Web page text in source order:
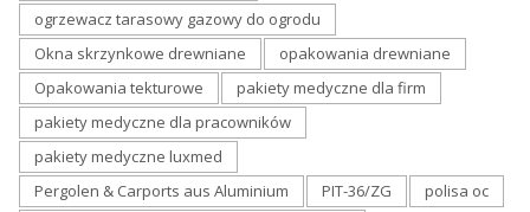
ogrzewacz tarasowy gazowy do ogrodu
Okna skrzynkowe drewniane
opakowania drewniane
Opakowania tekturowe
pakiety medyczne dla firm
pakiety medyczne dla pracowników
pakiety medyczne luxmed
Pergolen & Carports aus Aluminium
PIT-36/ZG
polisa oc